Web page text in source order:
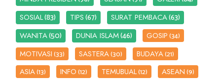
SOSIAL(83) TIPS(67) SURAT PEMBACA(63)
WANITA(50) DUNIA ISLAM(46) GOSIP(34)
MOTIVASI(33) SASTERA(30) BUDAYA(21)
ASIA(13) INFO(12) TEMUBUAL(12) ASEAN(9)